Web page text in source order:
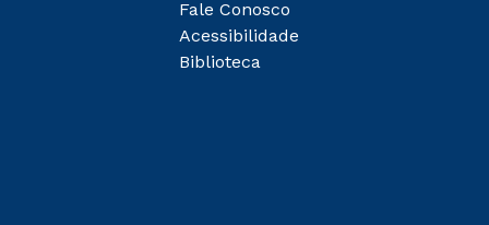
Fale Conosco
Acessibilidade
Biblioteca